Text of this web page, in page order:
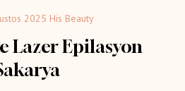
2025 His Beauty
Lazer Epilasyon